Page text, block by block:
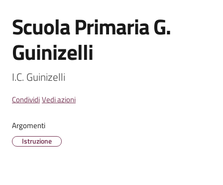
Novità
Servizi
l'Unione
Salta al contenuto
Scuola Primaria G.
Guinizelli
I.C. Guinizelli
CondividiVedi azioni
Argomenti
Istruzione